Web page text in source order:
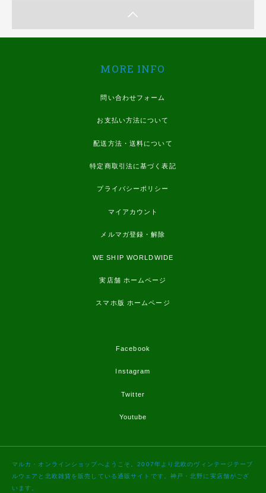
MORE INFO
問い合わせフォーム
お支払い方法について
配送方法・送料について
特定商取引法に基づく表記
プライバシーポリシー
マイアカウント
メルマガ登録・解除
WE SHIP WORLDWIDE
実店舗 ホームページ
スマホ版 ホームページ
Facebook
Instagram
Twitter
Youtube
マルカ・オンラインショップへようこそ。2007年より北欧のヴィンテージテーブ
ルウェアと北欧雑貨を販売している通販サイトです。神戸・北野に実店舗がござ
います。